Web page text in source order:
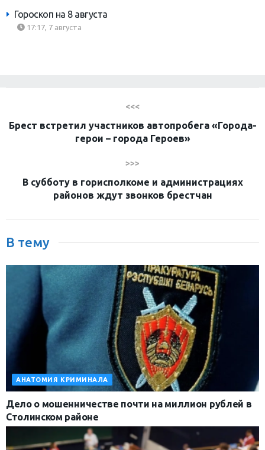
Гороскоп на 8 августа
17:17, 7 августа
<<<
Брест встретил участников автопробега «Города-
герои – города Героев»
>>>
В субботу в горисполкоме и администрациях
районов ждут звонков брестчан
В тему
АНАТОМИЯ КРИМИНАЛА
Дело о мошенничестве почти на миллион рублей в
Столинском районе